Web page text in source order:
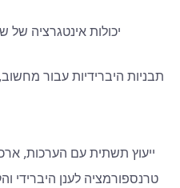
יכולות אינטגרציה של
תבניות היברידיות עבור
ייעוץ תשתית עם הערכות,
טרנספורמציה לענן